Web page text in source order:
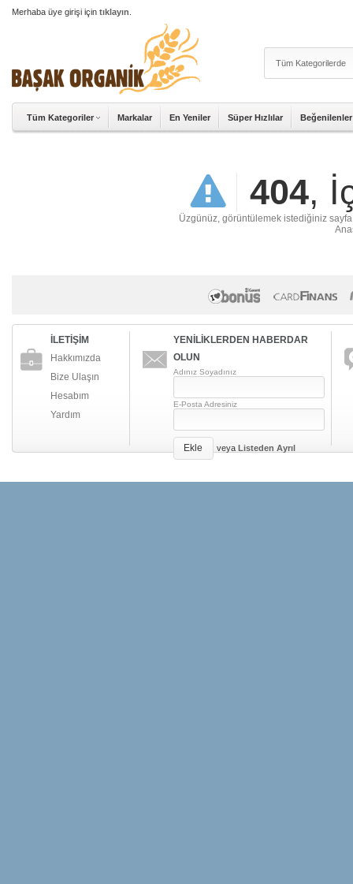
Merhaba üye girişi için tıklayın
Tüm Kategoriler Markalar En Yeniler Süper Hızlılar Beğenilenler
404,
Üzgünüz, görüntülemek istediğiniz
İLETİŞİM
Hakkımızda
Bize Ulaşın
Hesabım
Yardım
YENİLİKLERDEN HABERDAR
OLUN
Adınız Soyadınız
E-Posta Adresiniz
Ekle veya Listeden Ayrıl